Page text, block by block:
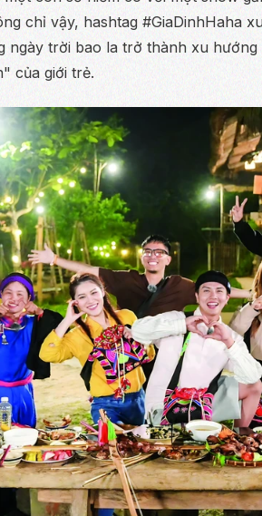
chỉ vậy, hashtag #GiaDinhHaha
ngày trời bao la trở thành xu
của giới trẻ.